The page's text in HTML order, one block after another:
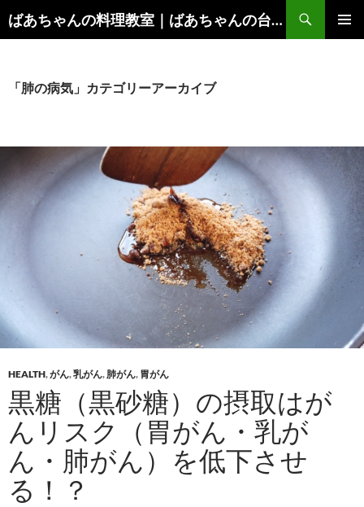
ン
キ
プ
ばあちゃんの料理教室｜ばあちゃんの台所から学ぶ、食と健康の知恵
索
「肺の病気」カテゴリーアーカイブ
HEALTH,がん,乳がん, 肺がん, 胃がん
黒糖（黒砂糖）の摂取はが
んリスク（胃がん・乳が
ん・肺がん）を低下させ
る！？